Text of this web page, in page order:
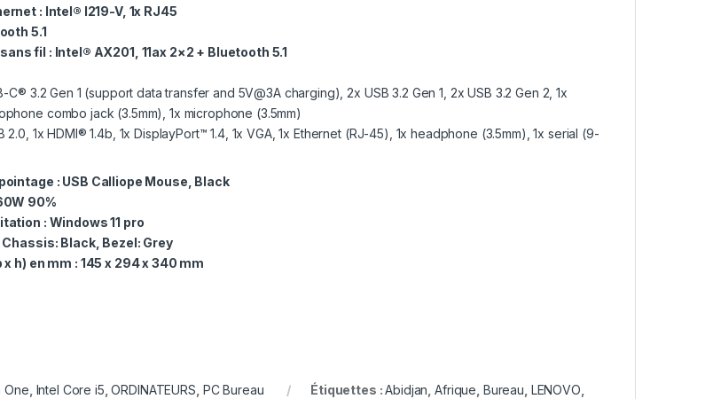
: Intel® I219-V, 1x RJ45
5.1
fil : Intel® AX201, 11ax 2×2 + Bluetooth 5.1
C® 3.2 Gen 1 (support data transfer and 5V@3A charging), 2x USB 3.2 Gen 1, 2x USB 3.2 Gen 2, 1x
combo jack (3.5mm), 1x microphone (3.5mm)
2.0, 1x HDMI® 1.4b, 1x DisplayPort™ 1.4, 1x VGA, 1x Ethernet (RJ-45), 1x headphone (3.5mm), 1x serial (9-
: USB Calliope Mouse, Black
90%
: Windows 11 pro
Black, Bezel: Grey
h) en mm : 145 x 294 x 340 mm
One Intel Core i5 ,ORDINATEURS PC Bureau Étiquettes :Abidjan ,Afrique Bureau LENOVO